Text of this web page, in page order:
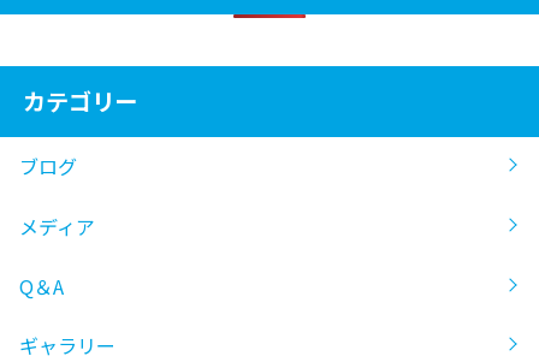
カテゴリー
ブログ
メディア
Q＆A
ギャラリー